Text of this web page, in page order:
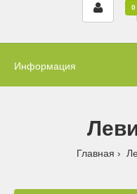
0
Информация
Главная